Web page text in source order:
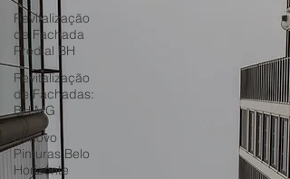
Revitalização
de Fachada
Predial BH
Revitalização
de Fachadas:
BH MG
Renovo
Pinturas Belo
Horizonte